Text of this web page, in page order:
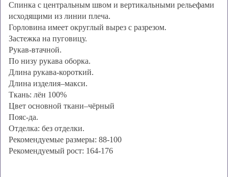
Спинка с центральным швом и вертикальными рельефами
исходящими из линии плеча.
Горловина имеет округлый вырез с разрезом.
Застежка на пуговицу.
Рукав-втачной.
По низу рукава оборка.
Длина рукава-короткий.
Длина изделия–макси.
Ткань: лён 100%
Цвет основной ткани–чёрный
Пояс-да.
Отделка: без отделки.
Рекомендуемые размеры: 88-100
Рекомендуемый рост: 164-176